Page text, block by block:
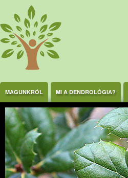
Ugrás a tartalomra
MAGUNKRÓL MI A DENDROLÓGIA?